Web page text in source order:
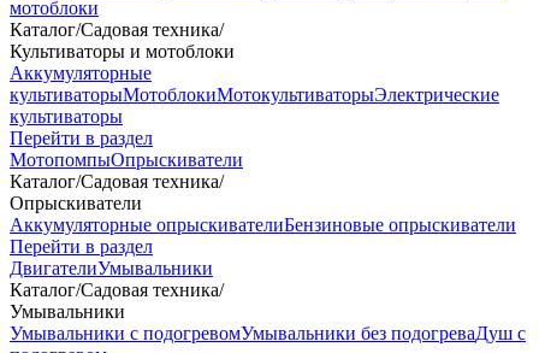
мотоблоки
Каталог/Садовая техника/
Культиваторы и мотоблоки
Аккумуляторные
культиваторыМотоблокиМотокультиваторыЭлектрические
культиваторы
Перейти в раздел
МотопомпыОпрыскиватели
Каталог/Садовая техника/
Опрыскиватели
Аккумуляторные опрыскивателиБензиновые опрыскиватели
Перейти в раздел
ДвигателиУмывальники
Каталог/Садовая техника/
Умывальники
Умывальники с подогревомУмывальники без подогреваДуш с